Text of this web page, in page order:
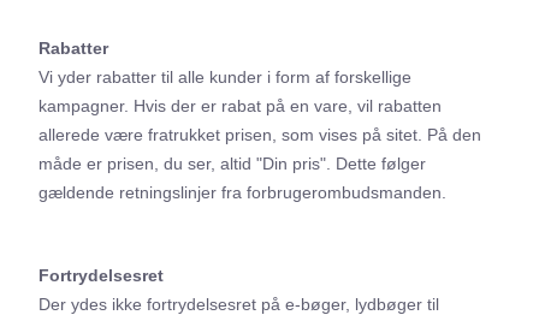
Rabatter
Vi yder rabatter til alle kunder i form af forskellige
kampagner. Hvis der er rabat på en vare, vil rabatten
allerede være fratrukket prisen, som vises på sitet. På den
måde er prisen, du ser, altid "Din pris". Dette følger
gældende retningslinjer fra forbrugerombudsmanden.
Fortrydelsesret
Der ydes ikke fortrydelsesret på e-bøger, lydbøger til